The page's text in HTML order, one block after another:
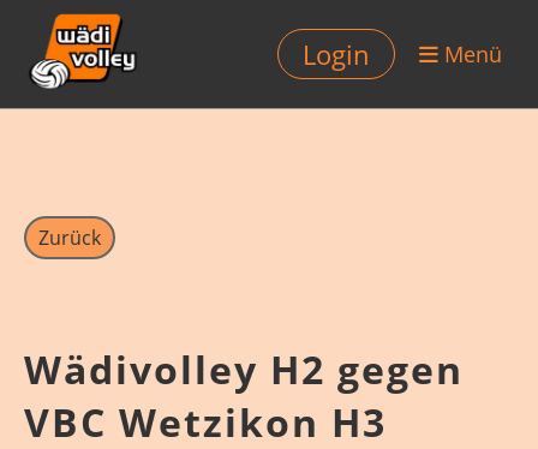
Login Menü
Zurück
Wädivolley H2 gegen
VBC Wetzikon H3